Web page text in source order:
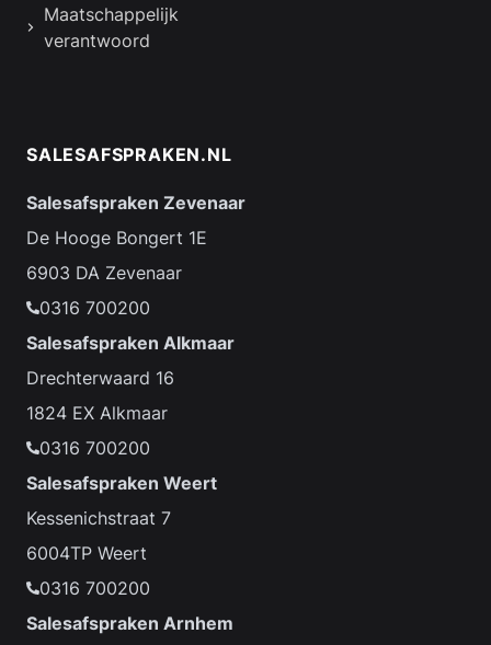
Maatschappelijk
verantwoord
SALESAFSPRAKEN.NL
Salesafspraken Zevenaar
De Hooge Bongert 1E
6903 DA Zevenaar
0316 700200
Salesafspraken Alkmaar
Drechterwaard 16
1824 EX Alkmaar
0316 700200
Salesafspraken Weert
Kessenichstraat 7
6004TP Weert
0316 700200
Salesafspraken Arnhem